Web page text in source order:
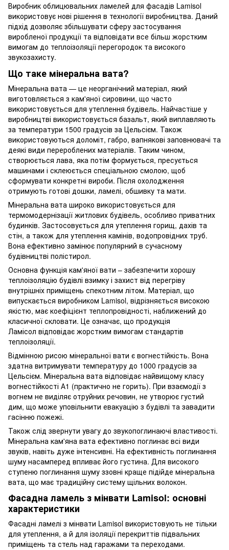
Виробник облицювальних ламелей для фасадів Lamisol
використовує нові рішення в технології виробництва. Даний
підхід дозволяє збільшувати сферу застосування
виробленої продукції та відповідати все більш жорстким
вимогам до теплоізоляції перегородок та високого
звукозахисту.
Що таке мінеральна вата?
Мінеральна вата — це неорганічний матеріал, який
виготовляється з кам'яної сировини, що часто
використовується для утеплення будівель. Найчастіше у
виробництві використовується базальт, який виплавляють
за температури 1500 градусів за Цельсієм. Також
використовуються доломіт, габро, вапнякові заповнювачі та
деякі види перероблених матеріалів. Таким чином,
створюється лава, яка потім формується, пресується
машинами і склеюється спеціальною смолою, щоб
сформувати конкретні вироби. Після охолодження
отримують готові дошки, ламелі, обшивку та мати.
Мінеральна вата широко використовується для
термомодернізації житлових будівель, особливо приватних
будинків. Застосовується для утеплення горищ, дахів та
стін, а також для утеплення камінів, водопровідних труб.
Вона ефективно замінює популярний в сучасному
будівництві полістирол.
Основна функція кам'яної вати – забезпечити хорошу
теплоізоляцію будівлі взимку і захист від перегріву
внутрішніх приміщень спекотним літом. Матеріал, що
випускається виробником Lamisol, відрізняється високою
якістю, має коефіцієнт теплопровідності, наближений до
класичної скловати. Це означає, що продукція
Ламісол відповідає жорстким вимогам стандартів
теплоізоляції.
Відмінною рисою мінеральної вати є вогнестійкість. Вона
здатна витримувати температуру до 1000 градусів за
Цельсієм. Мінеральна вата відповідає найвищому класу
вогнестійкості А1 (практично не горить). При взаємодії з
вогнем не виділяє отруйних речовин, не утворює густий
дим, що може уповільнити евакуацію з будівлі та завадити
гасінню пожежі.
Також слід звернути увагу до звукопоглинаючі властивості.
Мінеральна кам'яна вата ефективно поглинає всі види
звуків, навіть дуже інтенсивні. На ефективність поглинання
шуму насамперед впливає його густина. Для високого
ступеню поглинання шуму ззовні краще підійде мінеральна
вата, що має традиційну систему щільних волокон.
Фасадна ламель з мінвати Lamisol: основні
характеристики
Фасадні ламелі з мінвати Lamisol використовують не тільки
для утеплення, а й для ізоляції перекриттів підвальних
приміщень та стель над гаражами та переходами.